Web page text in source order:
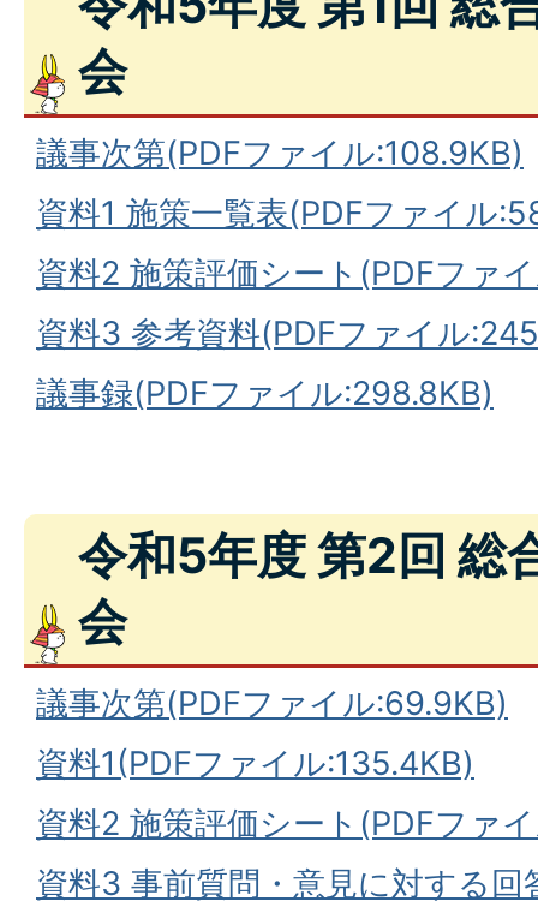
会
議事次第(PDFファイル:108.9KB)
資料1 施策一覧表(PDFファイル
資料2 施策評価シート(PDFファ
資料3 参考資料(PDFファイル
議事録(PDFファイル:298.8KB)
令和5年度 第2回 総
会
議事次第(PDFファイル:69.9KB)
資料1(PDFファイル:135.4KB)
資料2 施策評価シート(PDFファ
資料3 事前質問・意見に対する回